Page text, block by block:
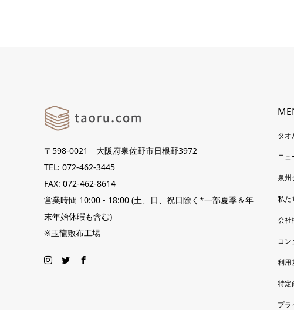
〒598-0021 大阪府泉佐野市日根野3972
TEL: 072-462-3445
FAX: 072-462-8614
営業時間 10:00 - 18:00 (土、日、祝日除く*一部夏季＆年
末年始休暇も含む)
※玉龍敷布工場
タオ
ニュ
泉州
私た
会社
コン
利用
特定
プラ